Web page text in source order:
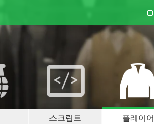
스크립트 플레이어